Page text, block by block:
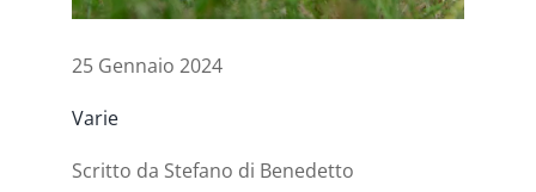
25 Gennaio 2024
Varie
Scritto da Stefano di Benedetto